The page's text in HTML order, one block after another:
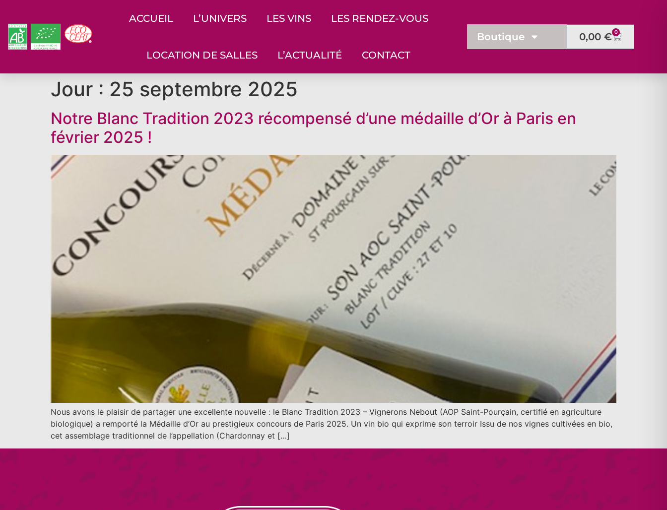
ACCUEIL L’UNIVERS LES VINS LES RENDEZ-VOUS
LOCATION DE SALLES L’ACTUALITÉ CONTACT
Boutique 0,00€ 0
Jour : 25 septembre 2025
Notre Blanc Tradition 2023 récompensé d’une médaille d’Or à Paris en
février 2025 !
Nous avons le plaisir de partager une excellente nouvelle : le Blanc Tradition 2023 – Vignerons Nebout (AOP Saint-Pourçain, certifié en agriculture
biologique) a remporté la Médaille d’Or au prestigieux concours de Paris 2025. Un vin bio qui exprime son terroir Issu de nos vignes cultivées en bio,
cet assemblage traditionnel de l’appellation (Chardonnay et […]